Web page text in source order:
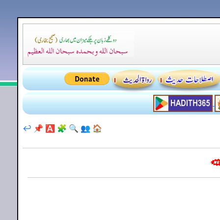
🏠
👥
🔍
🧩
🅰️
📌
↩️